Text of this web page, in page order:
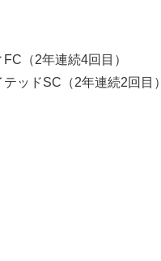
（2年連続4回目）
ッドSC（2年連続2回目）